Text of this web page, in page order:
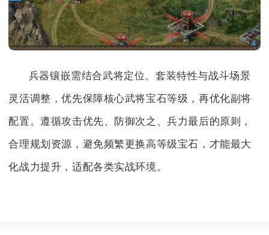
兵器镶嵌需结合武将定位、套装特性与战斗场景
灵活调整，优先保障核心武将宝石等级，再优化副将
配置。遵循攻击优先、防御次之、兵力最后的原则，
合理规划资源，避免频繁更换高等级宝石，才能最大
化战力提升，适配各类实战环境。